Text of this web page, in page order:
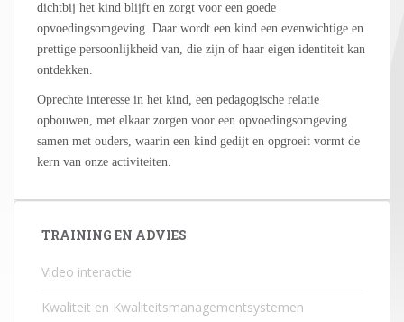
dichtbij het kind blijft en zorgt voor een goede
opvoedingsomgeving. Daar wordt een kind een evenwichtige en
prettige persoonlijkheid van, die zijn of haar eigen identiteit kan
ontdekken.
Oprechte interesse in het kind, een pedagogische relatie
opbouwen, met elkaar zorgen voor een opvoedingsomgeving
samen met ouders, waarin een kind gedijt en opgroeit vormt de
kern van onze activiteiten.
TRAINING EN ADVIES
Video interactie
Kwaliteit en Kwaliteitsmanagementsystemen